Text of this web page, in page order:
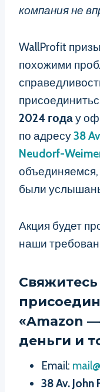
компания не
WallProfit
похожими
2024 годау
по адресу38
Neudorf-
были
Акция будет
наши
«Amazon
деньги и
Email:
38 Av. John